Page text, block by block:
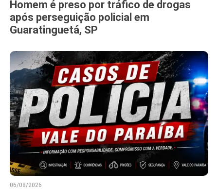
Homem é preso por tráfico de drogas
após perseguição policial em
Guaratinguetá, SP
06/08/2026